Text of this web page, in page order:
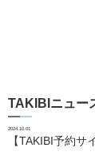
TAKIBIニュー
2024.10.01
【TAKIBI予約